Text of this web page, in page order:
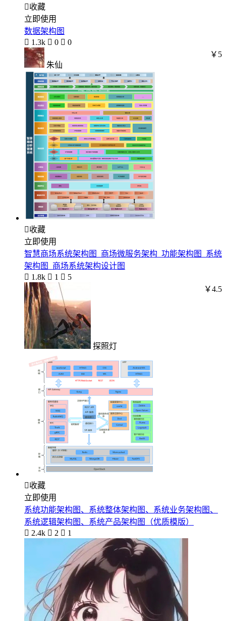
收藏
立即使用
数据架构图
 1.3k  0  0
朱仙
￥5
收藏
立即使用
智慧商场系统架构图_商场微服务架构_功能架构图_系统
架构图_商场系统架构设计图
 1.8k  1  5
探照灯
￥4.5
收藏
立即使用
系统功能架构图、系统整体架构图、系统业务架构图、
系统逻辑架构图、系统产品架构图（优质模版）
 2.4k  2  1